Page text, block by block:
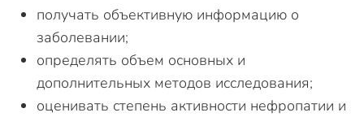
получать объективную информацию о
заболевании;
определять объем основных и
дополнительных методов исследования;
оценивать степень активности нефропатии и